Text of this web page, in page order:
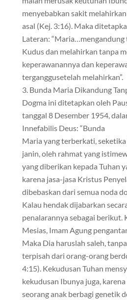
menyebabkan sakit
asal (Kej. 3:16). Maka
Lateran: “Maria…mengandung
Kudus dan melahirkan tanpa
keperawanannya dan
terganggusetelah melahirkan”.
Bunda Maria Dikandung
Dogma ini ditetapkan oleh
tanggal 8 Desember 1954,
Innefabilis Deus: “Bunda
Maria yang terberkati,
janin, oleh rahmat yang
yang diberikan kepada Tuhan
karena jasa-jasa Kristus
dibebaskan dari semua noda
Kalau hendak dijabarkan
penalarannya sebagai berikut.
Mesias, Imam Agung
Maka Dia haruslah saleh,
terpisah dari orang-orang
4:15). Kekudusan Tuhan
kekudusan Ibunya juga,
seorang anak berbagi genetik